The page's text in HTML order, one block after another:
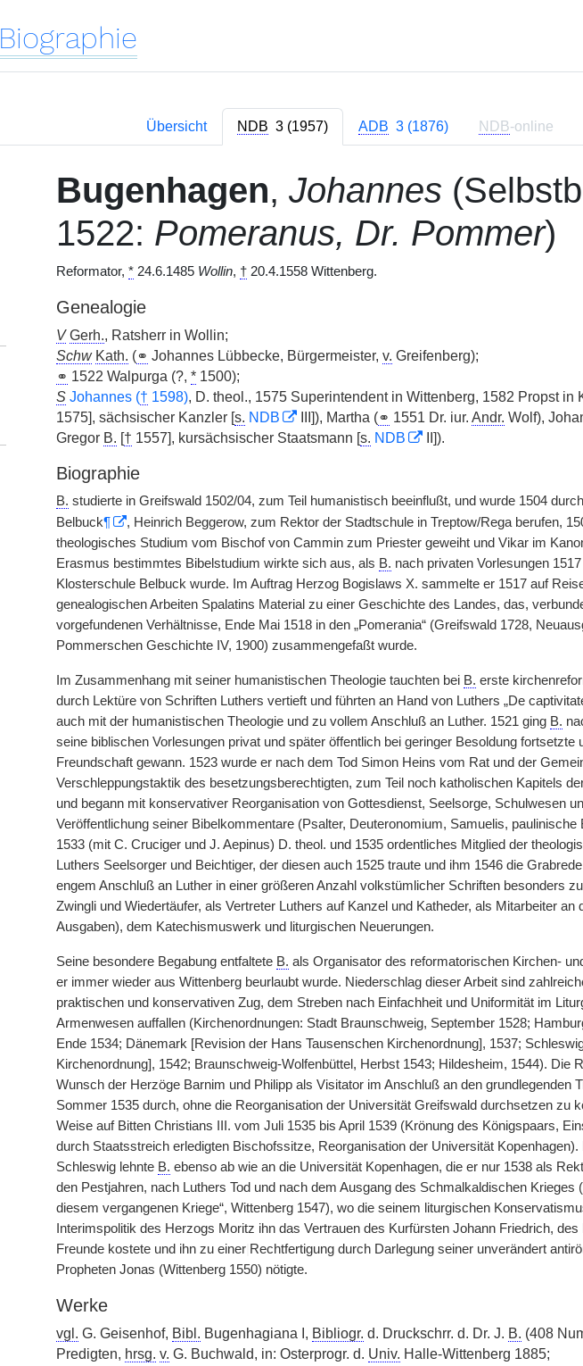
Biographie
Übersicht NDB 3 (1957) ADB 3 (1876) NDB-online
Bugenhagen, Johannes
1522: Pomeranus, Dr. Pommer)
Reformator, *24.6.1485 Wollin, †20.4.1558 Wittenberg.
Genealogie
V Gerh., Ratsherr in Wollin;
Schw Kath. (⚭ Johannes Lübbecke, Bürgermeister, v. Greifenberg);
⚭ 1522 Walpurga (?, *1500);
S Johannes († 1598), D. theol., 1575 Superintendent in Wittenberg, 1582 Propst in
1575], sächsischer Kanzler [s. NDB III]), Martha (⚭ 1551 Dr. iur. Andr. Wolf),
Gregor B. [† 1557], kursächsischer Staatsmann [s. NDB II]).
Biographie
B. studierte in Greifswald 1502/04, zum Teil humanistisch beeinflußt, und wurde 1504
Belbuck¶
, Heinrich Beggerow, zum Rektor der Stadtschule in Treptow/Rega berufen,
theologisches Studium vom Bischof von Cammin zum Priester geweiht und Vikar im
Erasmus bestimmtes Bibelstudium wirkte sich aus, als B. nach privaten Vorlesungen
Klosterschule Belbuck wurde. Im Auftrag Herzog Bogislaws X. sammelte er 1517 auf
genealogischen Arbeiten Spalatins Material zu einer Geschichte des Landes, das,
vorgefundenen Verhältnisse, Ende Mai 1518 in den „Pomerania“ (Greifswald 1728,
Pommerschen Geschichte IV, 1900) zusammengefaßt wurde.
Im Zusammenhang mit seiner humanistischen Theologie tauchten bei B. erste
durch Lektüre von Schriften Luthers vertieft und führten an Hand von Luthers „De
auch mit der humanistischen Theologie und zu vollem Anschluß an Luther. 1521 ging B.
seine biblischen Vorlesungen privat und später öffentlich bei geringer Besoldung fortsetzte
Freundschaft gewann. 1523 wurde er nach dem Tod Simon Heins vom Rat und der
Verschleppungstaktik des besetzungsberechtigten, zum Teil noch katholischen Kapitels
und begann mit konservativer Reorganisation von Gottesdienst, Seelsorge, Schulwesen
Veröffentlichung seiner Bibelkommentare (Psalter, Deuteronomium, Samuelis, paulinische
1533 (mit C. Cruciger und J. Aepinus) D. theol. und 1535 ordentliches Mitglied der
Luthers Seelsorger und Beichtiger, der diesen auch 1525 traute und ihm 1546 die
engem Anschluß an Luther in einer größeren Anzahl volkstümlicher Schriften besonders
Zwingli und Wiedertäufer, als Vertreter Luthers auf Kanzel und Katheder, als Mitarbeiter
Ausgaben), dem Katechismuswerk und liturgischen Neuerungen.
Seine besondere Begabung entfaltete B. als Organisator des reformatorischen Kirchen-
er immer wieder aus Wittenberg beurlaubt wurde. Niederschlag dieser Arbeit sind
praktischen und konservativen Zug, dem Streben nach Einfachheit und Uniformität im
Armenwesen auffallen (Kirchenordnungen: Stadt Braunschweig, September 1528;
Ende 1534; Dänemark [Revision der Hans Tausenschen Kirchenordnung], 1537;
Kirchenordnung], 1542; Braunschweig-Wolfenbüttel, Herbst 1543; Hildesheim, 1544). Die
Wunsch der Herzöge Barnim und Philipp als Visitator im Anschluß an den grundlegenden
Sommer 1535 durch, ohne die Reorganisation der Universität Greifswald durchsetzen zu
Weise auf Bitten Christians III. vom Juli 1535 bis April 1539 (Krönung des Königspaars,
durch Staatsstreich erledigten Bischofssitze, Reorganisation der Universität
Schleswig lehnte B. ebenso ab wie an die Universität Kopenhagen, die er nur 1538 als
den Pestjahren, nach Luthers Tod und nach dem Ausgang des Schmalkaldischen Krieges
diesem vergangenen Kriege“, Wittenberg 1547), wo die seinem liturgischen
Interimspolitik des Herzogs Moritz ihn das Vertrauen des Kurfürsten Johann Friedrich,
Freunde kostete und ihn zu einer| Rechtfertigung durch Darlegung seiner unverändert
Propheten Jonas (Wittenberg 1550) nötigte.
Werke
vgl. G. Geisenhof, Bibl. Bugenhagiana I, Bibliogr. d. Druckschrr. d. Dr. J. B. (408
Predigten, hrsg. v. G. Buchwald, in: Osterprogr. d. Univ. Halle-Wittenberg 1885;